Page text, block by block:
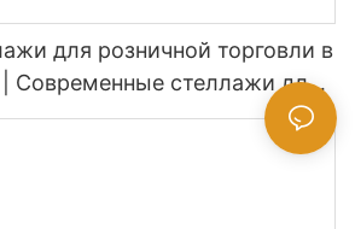
для розничной торговли в
| Современные стеллажи для